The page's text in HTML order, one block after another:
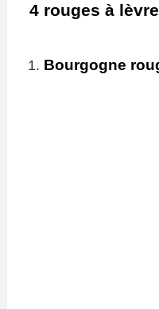
4 rouges à
Bourgogne